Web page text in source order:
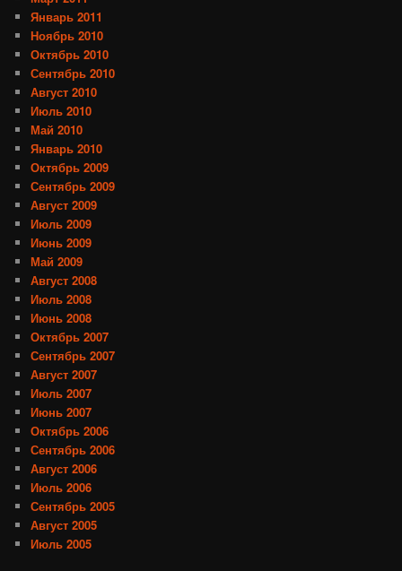
Январь 2011
Ноябрь 2010
Октябрь 2010
Сентябрь 2010
Август 2010
Июль 2010
Май 2010
Январь 2010
Октябрь 2009
Сентябрь 2009
Август 2009
Июль 2009
Июнь 2009
Май 2009
Август 2008
Июль 2008
Июнь 2008
Октябрь 2007
Сентябрь 2007
Август 2007
Июль 2007
Июнь 2007
Октябрь 2006
Сентябрь 2006
Август 2006
Июль 2006
Сентябрь 2005
Август 2005
Июль 2005